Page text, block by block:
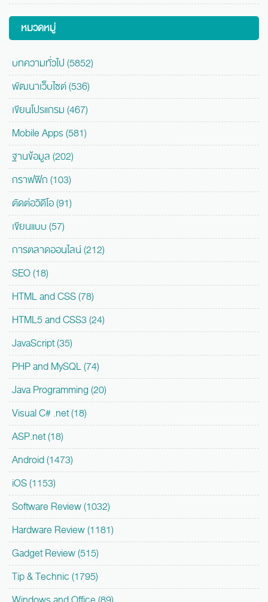
หมวดหมู่
บทความทั่วไป (5852)
พัฒนาเว็บไซต์ (536)
เขียนโปรแกรม (467)
Mobile Apps (581)
ฐานข้อมูล (202)
กราฟฟิก (103)
ตัดต่อวิดีโอ (91)
เขียนแบบ (57)
การตลาดออนไลน์ (212)
SEO (18)
HTML and CSS (78)
HTML5 and CSS3 (24)
JavaScript (35)
PHP and MySQL (74)
Java Programming (20)
Visual C# .net (18)
ASP.net (18)
Android (1473)
iOS (1153)
Software Review (1032)
Hardware Review (1181)
Gadget Review (515)
Tip & Technic (1795)